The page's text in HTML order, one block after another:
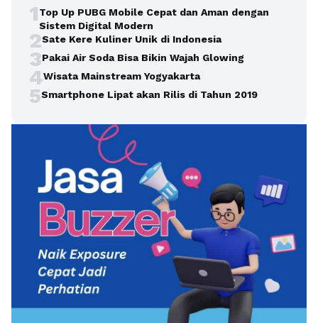
1Top Up PUBG Mobile Cepat dan Aman dengan
Sistem Digital Modern
2Sate Kere Kuliner Unik di Indonesia
3Pakai Air Soda Bisa Bikin Wajah Glowing
4Wisata Mainstream Yogyakarta
5Smartphone Lipat akan Rilis di Tahun 2019